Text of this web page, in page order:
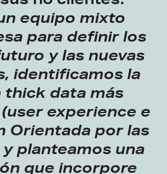
equipo mixto
para definir los
y las nuevas
identificamos la
thick data más
experience e
Orientada por las
planteamos una
que incorpore